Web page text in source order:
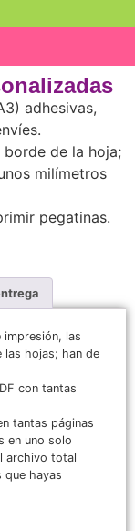
adhesivas,
de la hoja;
milímetros
pegatinas.
impresión, las
las hojas; han de
con tantas
tantas páginas
en uno solo
archivo total
que hayas